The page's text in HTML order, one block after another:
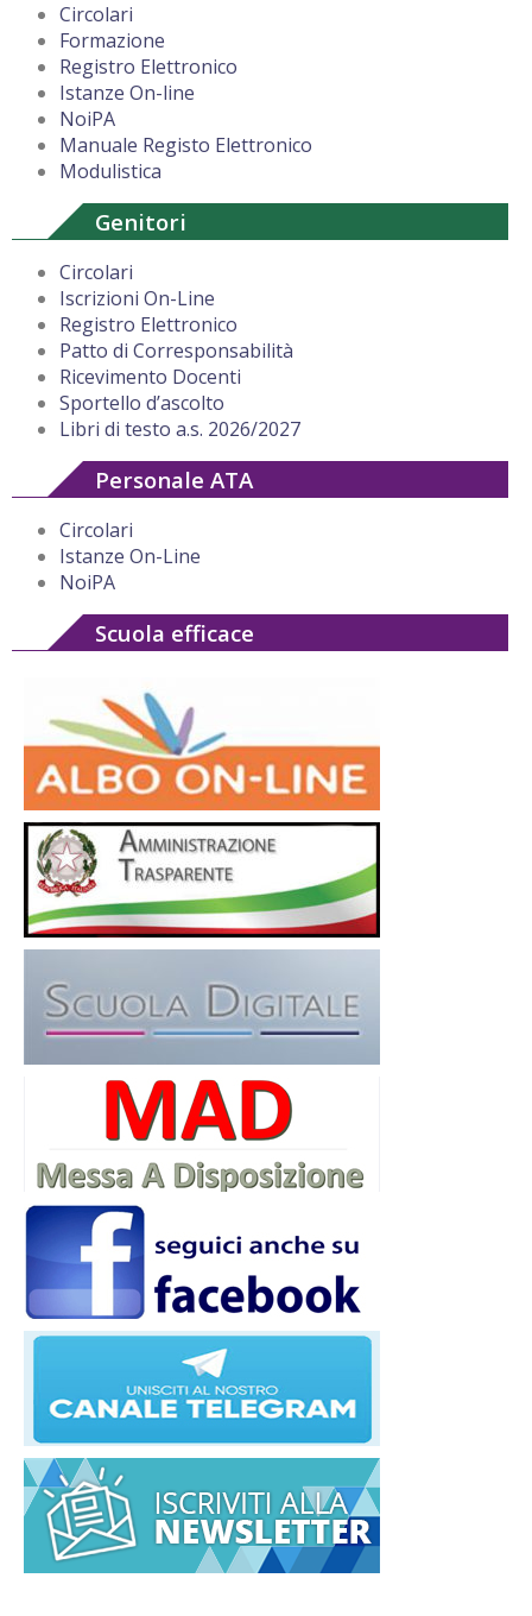
Circolari
Formazione
Registro Elettronico
Istanze On-line
NoiPA
Manuale Registo Elettronico
Modulistica
Genitori
Circolari
Iscrizioni On-Line
Registro Elettronico
Patto di Corresponsabilità
Ricevimento Docenti
Sportello d’ascolto
Libri di testo a.s. 2026/2027
Personale ATA
Circolari
Istanze On-Line
NoiPA
Scuola efficace